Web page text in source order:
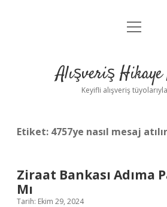
Anasayfa
Yasal Uyarı
menüyü
Alışveriş
Keyifli alışveriş
Etiket: 4757ye nasıl mesaj atılır
Ziraat Bankası Adıma
Mı
Tarih: Ekim 29, 2024